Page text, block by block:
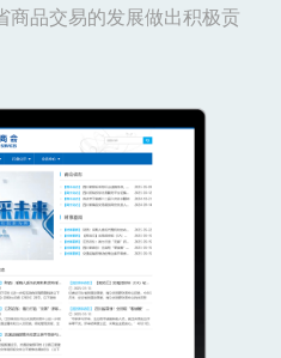
商品交易的发展做出积极贡